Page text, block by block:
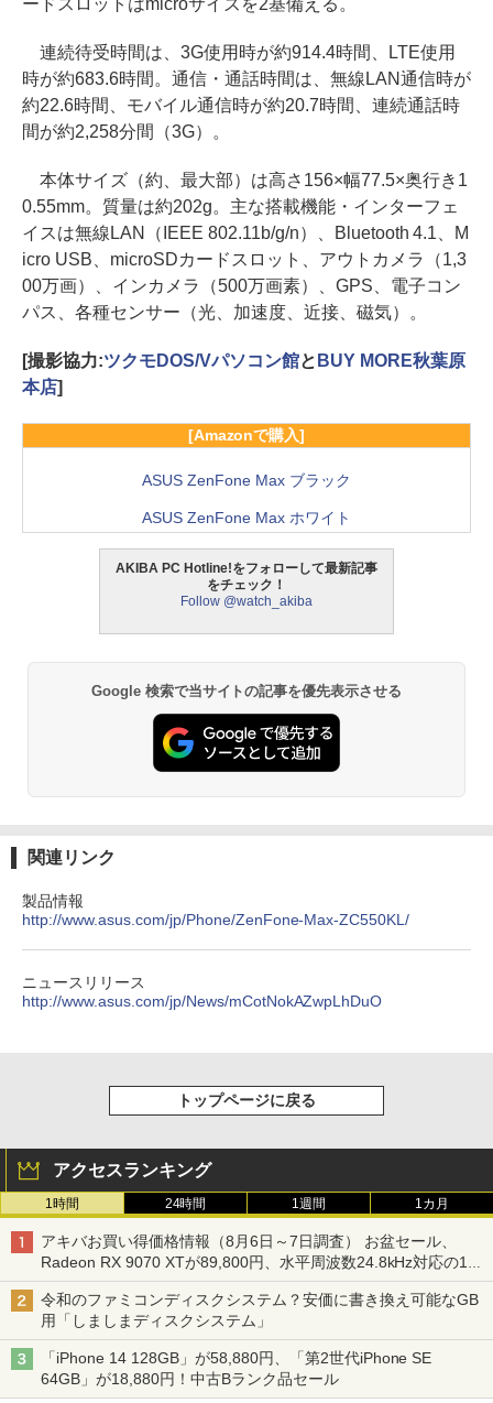
連続待受時間は、3G使用時が約914.4時間、LTE使用
時が約683.6時間。通信・通話時間は、無線LAN通信時が
約22.6時間、モバイル通信時が約20.7時間、連続通話時
間が約2,258分間（3G）。
本体サイズ（約、最大部）は高さ156×幅77.5×奥行き1
0.55mm。質量は約202g。主な搭載機能・インターフェ
イスは無線LAN（IEEE 802.11b/g/n）、Bluetooth 4.1、M
icro USB、microSDカードスロット、アウトカメラ（1,3
00万画）、インカメラ（500万画素）、GPS、電子コン
パス、各種センサー（光、加速度、近接、磁気）。
[撮影協力:ツクモDOS/Vパソコン館と BUY MORE秋葉原
本店]
[Amazonで購入]
ASUS ZenFone Max ブラック
ASUS ZenFone Max ホワイト
AKIBA PC Hotline!をフォローして最新記事
をチェック！
Follow @watch_akiba
Google 検索で当サイトの記事を優先表示させる
関連リンク
製品情報
http://www.asus.com/jp/Phone/ZenFone-Max-ZC550KL/
ニュースリリース
http://www.asus.com/jp/News/mCotNokAZwpLhDuO
トップページに戻る
アクセスランキング
1時間 24時間 1週間 1カ月
アキバお買い得価格情報（8月6日～7日調査） お盆セール、
Radeon RX 9070 XTが89,800円、水平周波数24.8kHz対応の17
型モニターが9,801円、暑さ指数連動セール ほか
令和のファミコンディスクシステム？安価に書き換え可能なGB
用「しましまディスクシステム」
「iPhone 14 128GB」が58,880円、「第2世代iPhone SE
64GB」が18,880円！中古Bランク品セール